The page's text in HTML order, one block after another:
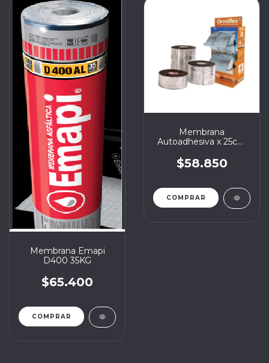
Membrana Emapi
D400 35KG
$65.400
Membrana
Autoadhesiva x 25cm
$58.850